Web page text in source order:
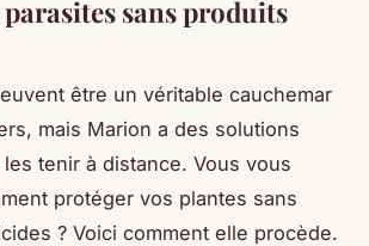
parasites sans produits
être un véritable cauchemar
mais Marion a des solutions
tenir à distance. Vous vous
protéger vos plantes sans
? Voici comment elle procède.